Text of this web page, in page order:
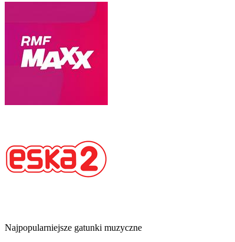
Najpopularniejsze gatunki muzyczne